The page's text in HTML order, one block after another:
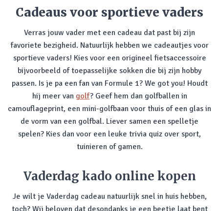
Cadeaus voor sportieve vaders
Verras jouw vader met een cadeau dat past bij zijn
favoriete bezigheid. Natuurlijk hebben we cadeautjes voor
sportieve vaders! Kies voor een origineel fietsaccessoire
bijvoorbeeld of toepasselijke sokken die bij zijn hobby
passen. Is je pa een fan van Formule 1? We got you! Houdt
hij meer van golf? Geef hem dan golfballen in
camouflageprint, een mini-golfbaan voor thuis of een glas in
de vorm van een golfbal. Liever samen een spelletje
spelen? Kies dan voor een leuke trivia quiz over sport,
tuinieren of gamen.
Vaderdag kado online kopen
Je wilt je Vaderdag cadeau natuurlijk snel in huis hebben,
toch? Wij beloven dat desondanks je een beetje laat bent